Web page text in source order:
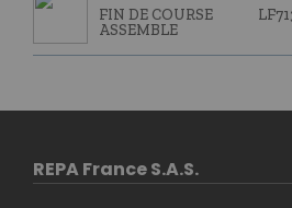
FIN DE COURSE
ASSEMBLE
REPA France S.A.S.